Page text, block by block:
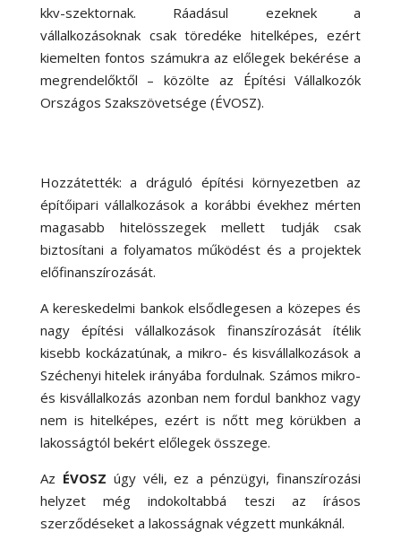
kkv-szektornak. Ráadásul ezeknek a
vállalkozásoknak csak töredéke hitelképes, ezért
kiemelten fontos számukra az előlegek bekérése a
megrendelőktől – közölte az Építési Vállalkozók
Országos Szakszövetsége (ÉVOSZ).
Hozzátették: a dráguló építési környezetben az
építőipari vállalkozások a korábbi évekhez mérten
magasabb hitelösszegek mellett tudják csak
biztosítani a folyamatos működést és a projektek
előfinanszírozását.
A kereskedelmi bankok elsődlegesen a közepes és
nagy építési vállalkozások finanszírozását ítélik
kisebb kockázatúnak, a mikro- és kisvállalkozások a
Széchenyi hitelek irányába fordulnak. Számos mikro-
és kisvállalkozás azonban nem fordul bankhoz vagy
nem is hitelképes, ezért is nőtt meg körükben a
lakosságtól bekért előlegek összege.
Az ÉVOSZ úgy véli, ez a pénzügyi, finanszírozási
helyzet még indokoltabbá teszi az írásos
szerződéseket a lakosságnak végzett munkáknál.